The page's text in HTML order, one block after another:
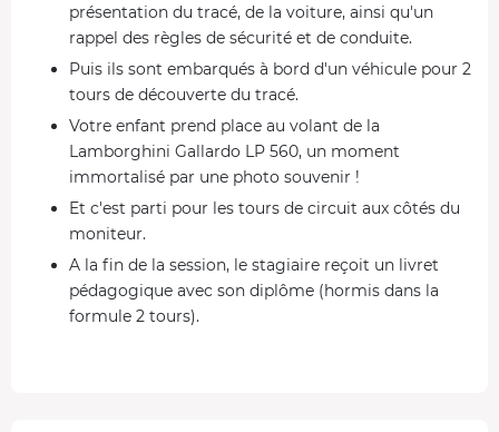
présentation du tracé, de la voiture, ainsi qu'un
rappel des règles de sécurité et de conduite.
Puis ils sont embarqués à bord d'un véhicule pour 2
tours de découverte du tracé.
Votre enfant prend place au volant de la
Lamborghini Gallardo LP 560, un moment
immortalisé par une photo souvenir !
Et c'est parti pour les tours de circuit aux côtés du
moniteur.
A la fin de la session, le stagiaire reçoit un livret
pédagogique avec son diplôme (hormis dans la
formule 2 tours).